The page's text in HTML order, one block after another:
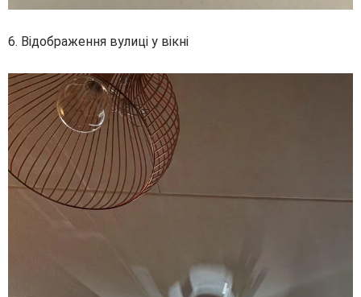
6. Відображення вулиці у вікні